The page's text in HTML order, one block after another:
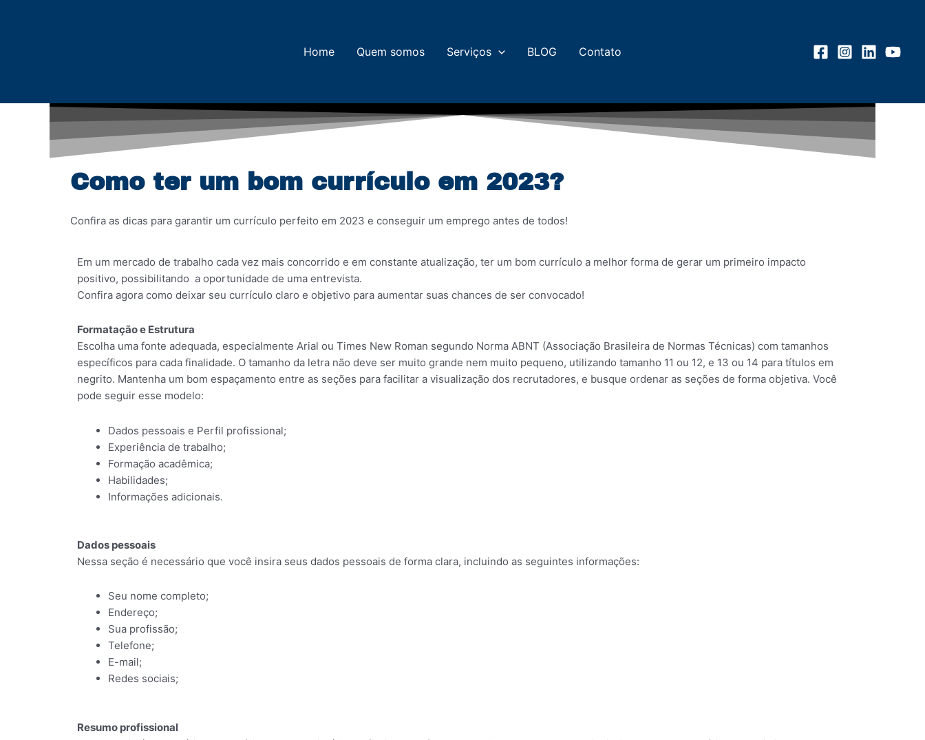
Home Quem somos Serviços BLOG Contato
Como ter um bom currículo em 2023?
Confira as dicas para garantir um currículo perfeito em 2023 e conseguir um emprego antes de todos!
Em um mercado de trabalho cada vez mais concorrido e em constante atualização, ter um bom currículo a melhor forma de gerar um primeiro impacto
positivo, possibilitando a oportunidade de uma entrevista.
Confira agora como deixar seu currículo claro e objetivo para aumentar suas chances de ser convocado!
Formatação e Estrutura
Escolha uma fonte adequada, especialmente Arial ou Times New Roman segundo Norma ABNT (Associação Brasileira de Normas Técnicas) com tamanhos
específicos para cada finalidade. O tamanho da letra não deve ser muito grande nem muito pequeno, utilizando tamanho 11 ou 12, e 13 ou 14 para títulos em
negrito. Mantenha um bom espaçamento entre as seções para facilitar a visualização dos recrutadores, e busque ordenar as seções de forma objetiva. Você
pode seguir esse modelo:
Dados pessoais e Perfil profissional;
Experiência de trabalho;
Formação acadêmica;
Habilidades;
Informações adicionais.
Dados pessoais
Nessa seção é necessário que você insira seus dados pessoais de forma clara, incluindo as seguintes informações:
Seu nome completo;
Endereço;
Sua profissão;
Telefone;
E-mail;
Redes sociais;
Resumo profissional